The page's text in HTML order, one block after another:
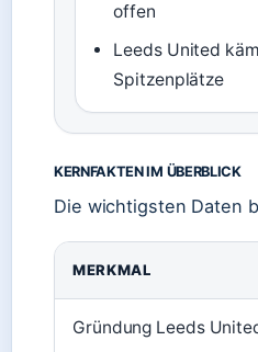
offen
Leeds United
Spitzenplätze
KERNFAKTEN IM ÜBERBLICK
Die wichtigsten Daten
MERKMAL
Gründung Leeds